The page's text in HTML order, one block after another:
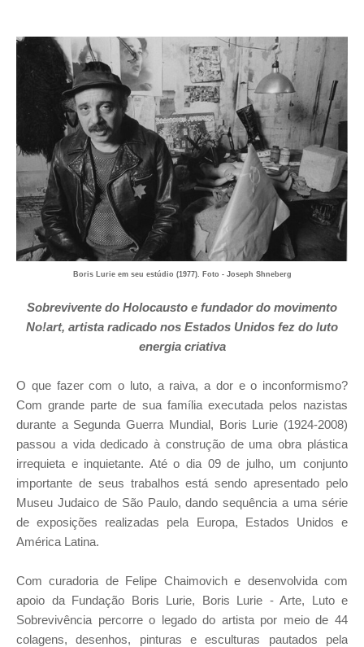
Boris Lurie em seu estúdio (1977). Foto - Joseph Shneberg
Sobrevivente do Holocausto e fundador do movimento
No!art, artista radicado nos Estados Unidos fez do luto
energia criativa
O que fazer com o luto, a raiva, a dor e o inconformismo?
Com grande parte de sua família executada pelos nazistas
durante a Segunda Guerra Mundial, Boris Lurie (1924-2008)
passou a vida dedicado à construção de uma obra plástica
irrequieta e inquietante. Até o dia 09 de julho, um conjunto
importante de seus trabalhos está sendo apresentado pelo
Museu Judaico de São Paulo, dando sequência a uma série
de exposições realizadas pela Europa, Estados Unidos e
América Latina.
Com curadoria de Felipe Chaimovich e desenvolvida com
apoio da Fundação Boris Lurie, Boris Lurie - Arte, Luto e
Sobrevivência percorre o legado do artista por meio de 44
colagens, desenhos, pinturas e esculturas pautados pela